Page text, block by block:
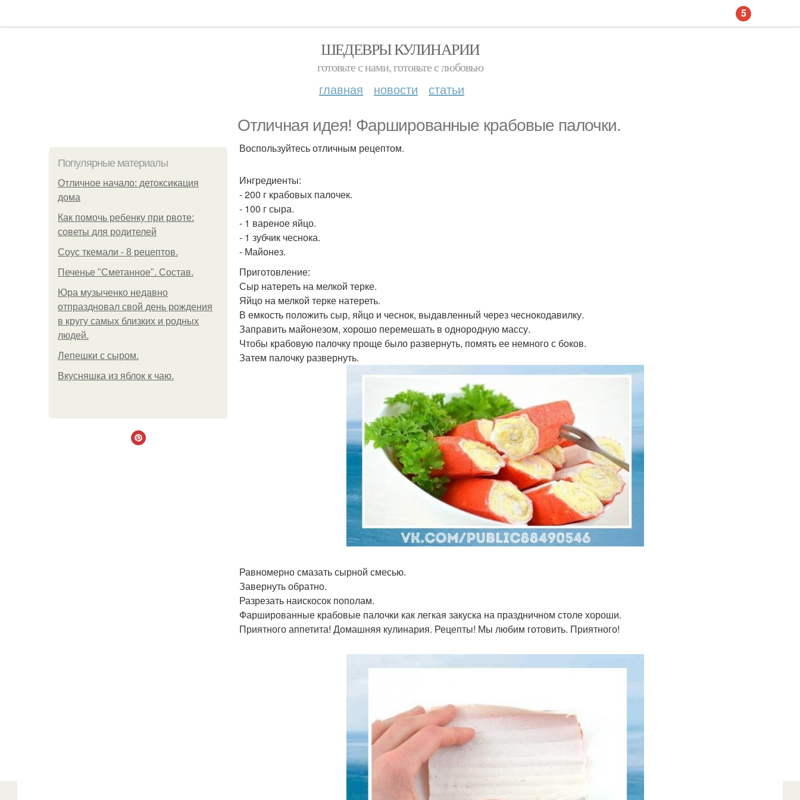
ШЕДЕВРЫ КУЛИНАРИИ
готовьте с нами, готовьте с любовью
главная новости статьи
Отличная идея! Фаршированные крабовые палочки.
Популярные материалы
Отличное начало: детоксикация
дома
Как помочь ребенку при рвоте:
советы для родителей
Соус ткемали - 8 рецептов.
Печенье "Сметанное". Состав.
Юра музыченко недавно
отпраздновал свой день рождения
в кругу самых близких и родных
людей.
Лепешки с сыром.
Вкусняшка из яблок к чаю.
Воспользуйтесь отличным рецептом.
Ингредиенты:
- 200 г крабовых палочек.
- 100 г сыра.
- 1 вареное яйцо.
- 1 зубчик чеснока.
- Майонез.
Приготовление:
Сыр натереть на мелкой терке.
Яйцо на мелкой терке натереть.
В емкость положить сыр, яйцо и чеснок, выдавленный через чеснокодавилку.
Заправить майонезом, хорошо перемешать в однородную массу.
Чтобы крабовую палочку проще было развернуть, помять ее немного с боков.
Затем палочку развернуть.
Равномерно смазать сырной смесью.
Завернуть обратно.
Разрезать наискосок пополам.
Фаршированные крабовые палочки как легкая закуска на праздничном столе хороши.
Приятного аппетита! Домашняя кулинария. Рецепты! Мы любим готовить. Приятного!
5